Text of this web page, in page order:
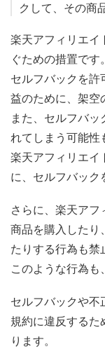
クして、その商
楽天アフィリエイ
ぐための措置です。
セルフバックを許
益のために、架空
また、セルフバ
れてしまう可能性
楽天アフィリエイ
に、セルフバック
さらに、楽天アフ
商品を購入したり
たりする行為も禁
このような行為も
セルフバックや不
規約に違反するた
ります。